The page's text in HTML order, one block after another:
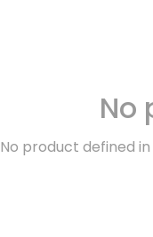
No
No product defined